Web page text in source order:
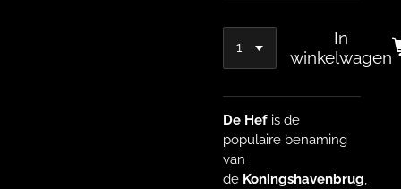
In
winkelwagen
De Hef is de
populaire benaming
van
de Koningshavenbrug,